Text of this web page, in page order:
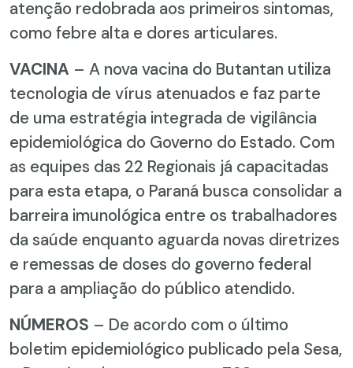
atenção redobrada aos primeiros sintomas,
como febre alta e dores articulares.
VACINA – A nova vacina do Butantan utiliza
tecnologia de vírus atenuados e faz parte
de uma estratégia integrada de vigilância
epidemiológica do Governo do Estado. Com
as equipes das 22 Regionais já capacitadas
para esta etapa, o Paraná busca consolidar a
barreira imunológica entre os trabalhadores
da saúde enquanto aguarda novas diretrizes
e remessas de doses do governo federal
para a ampliação do público atendido.
NÚMEROS – De acordo com o último
boletim epidemiológico publicado pela Sesa,